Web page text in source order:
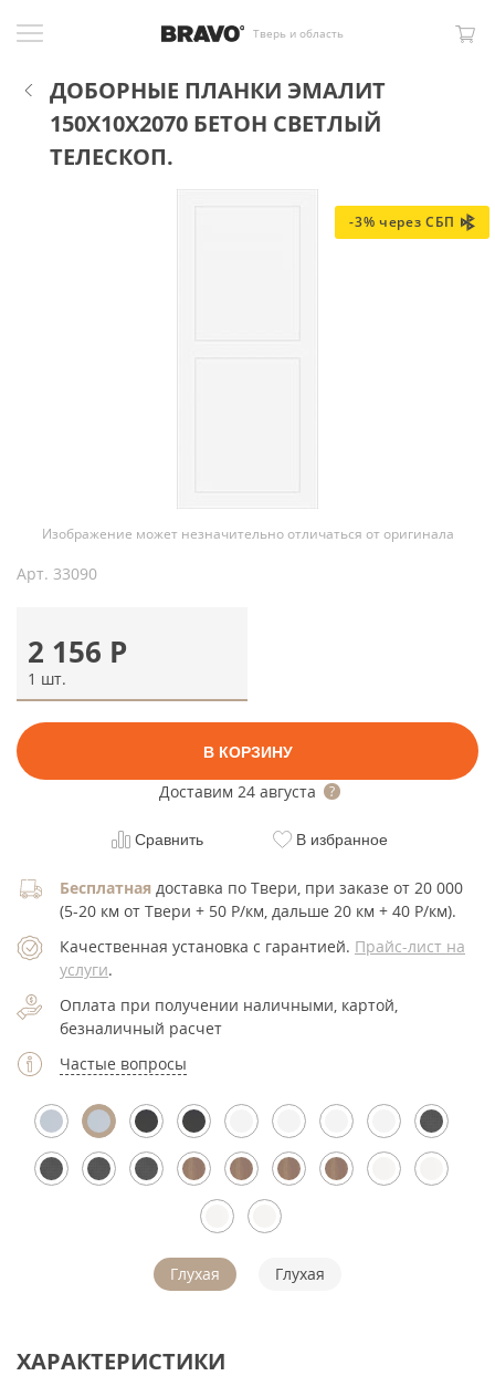
Тверь и область
ДОБОРНЫЕ ПЛАНКИ ЭМАЛИТ
150X10X2070 БЕТОН СВЕТЛЫЙ
ТЕЛЕСКОП.
-3% через СБП
Изображение может незначительно отличаться от оригинала
Арт. 33090
2 156 Р
1 шт.
В КОРЗИНУ
Доставим 24 августа
Сравнить В избранное
Бесплатная доставка по Твери, при заказе от 20 000
(5-20 км от Твери + 50 Р/км, дальше 20 км + 40 Р/км).
Качественная установка с гарантией. Прайс-лист на
услуги.
Оплата при получении наличными, картой,
безналичный расчет
Частые вопросы
Глухая Глухая
ХАРАКТЕРИСТИКИ